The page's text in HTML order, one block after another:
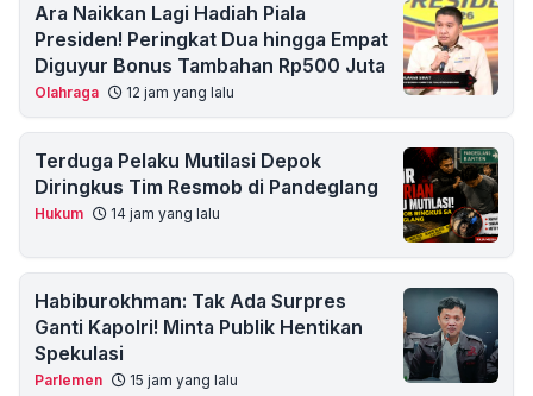
Ara Naikkan Lagi Hadiah Piala
Presiden! Peringkat Dua hingga Empat
Diguyur Bonus Tambahan Rp500 Juta
Olahraga 12 jam yang lalu
Terduga Pelaku Mutilasi Depok
Diringkus Tim Resmob di Pandeglang
Hukum 14 jam yang lalu
Habiburokhman: Tak Ada Surpres
Ganti Kapolri! Minta Publik Hentikan
Spekulasi
Parlemen 15 jam yang lalu